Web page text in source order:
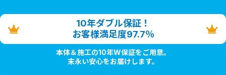
10年ダブル保証！
お客様満足度97.7％
本体＆施工の10年W保証をご用意。
末永い安心をお届けします。